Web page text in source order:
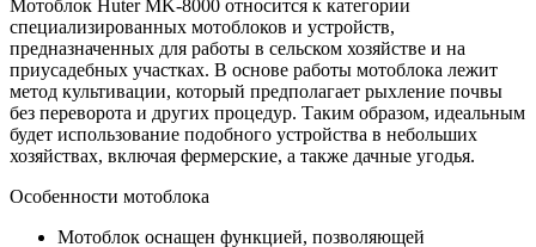
Мотоблок Huter MK-8000 относится к категории
специализированных мотоблоков и устройств,
предназначенных для работы в сельском хозяйстве и на
приусадебных участках. В основе работы мотоблока лежит
метод культивации, который предполагает рыхление почвы
без переворота и других процедур. Таким образом, идеальным
будет использование подобного устройства в небольших
хозяйствах, включая фермерские, а также дачные угодья.
Особенности мотоблока
Мотоблок оснащен функцией, позволяющей